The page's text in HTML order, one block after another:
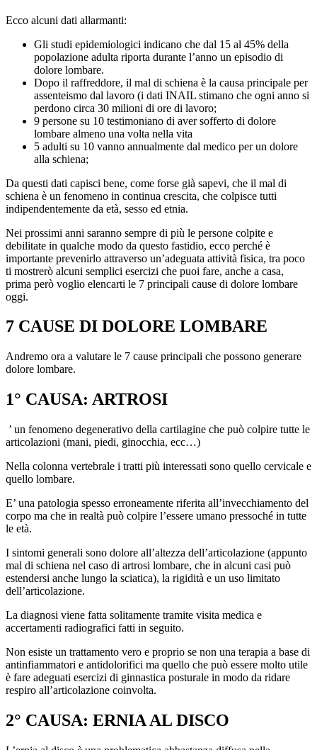
Ecco alcuni dati allarmanti:
Gli studi epidemiologici indicano che dal 15 al 45% della
popolazione adulta riporta durante l’anno un episodio di
dolore lombare.
Dopo il raffreddore, il mal di schiena è la causa principale per
assenteismo dal lavoro (i dati INAIL stimano che ogni anno si
perdono circa 30 milioni di ore di lavoro;
9 persone su 10 testimoniano di aver sofferto di dolore
lombare almeno una volta nella vita
5 adulti su 10 vanno annualmente dal medico per un dolore
alla schiena;
Da questi dati capisci bene, come forse già sapevi, che il mal di
schiena è un fenomeno in continua crescita, che colpisce tutti
indipendentemente da età, sesso ed etnia.
Nei prossimi anni saranno sempre di più le persone colpite e
debilitate in qualche modo da questo fastidio, ecco perché è
importante prevenirlo attraverso un’adeguata attività fisica, tra poco
ti mostrerò alcuni semplici esercizi che puoi fare, anche a casa,
prima però voglio elencarti le 7 principali cause di dolore lombare
oggi.
7 CAUSE DI DOLORE LOMBARE
Andremo ora a valutare le 7 cause principali che possono generare
dolore lombare.
1° CAUSA: ARTROSI
’ un fenomeno degenerativo della cartilagine che può colpire tutte le
articolazioni (mani, piedi, ginocchia, ecc…)
Nella colonna vertebrale i tratti più interessati sono quello cervicale e
quello lombare.
E’ una patologia spesso erroneamente riferita all’invecchiamento del
corpo ma che in realtà può colpire l’essere umano pressoché in tutte
le età.
I sintomi generali sono dolore all’altezza dell’articolazione (appunto
mal di schiena nel caso di artrosi lombare, che in alcuni casi può
estendersi anche lungo la sciatica), la rigidità e un uso limitato
dell’articolazione.
La diagnosi viene fatta solitamente tramite visita medica e
accertamenti radiografici fatti in seguito.
Non esiste un trattamento vero e proprio se non una terapia a base di
antinfiammatori e antidolorifici ma quello che può essere molto utile
è fare adeguati esercizi di ginnastica posturale in modo da ridare
respiro all’articolazione coinvolta.
2° CAUSA: ERNIA AL DISCO